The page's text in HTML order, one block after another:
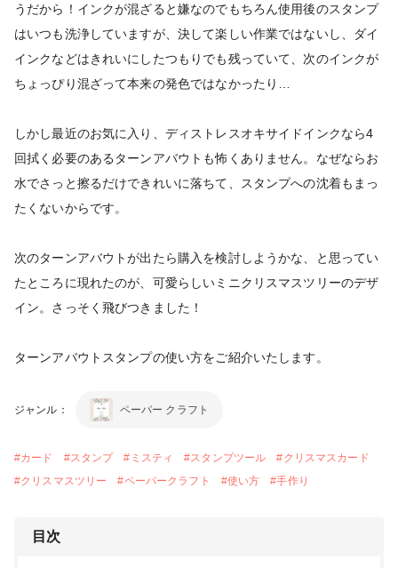
うだから！インクが混ざると嫌なのでもちろん使用後のスタンプ
はいつも洗浄していますが、決して楽しい作業ではないし、ダイ
インクなどはきれいにしたつもりでも残っていて、次のインクが
ちょっぴり混ざって本来の発色ではなかったり…
しかし最近のお気に入り、ディストレスオキサイドインクなら4
回拭く必要のあるターンアバウトも怖くありません。なぜならお
水でさっと擦るだけできれいに落ちて、スタンプへの沈着もまっ
たくないからです。
次のターンアバウトが出たら購入を検討しようかな、と思ってい
たところに現れたのが、可愛らしいミニクリスマスツリーのデザ
イン。さっそく飛びつきました！
ターンアバウトスタンプの使い方をご紹介いたします。
ジャンル： ペーパー クラフト
#カード #スタンプ # ミスティ #スタンプツール #クリスマスカード
#クリスマスツリー #ペーパークラフト #使い方 #手作り
目次